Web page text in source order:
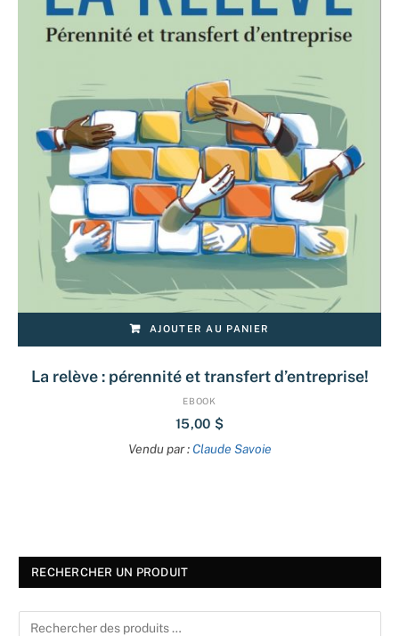
AJOUTER AU PANIER
La relève : pérennité et transfert d’entreprise!
EBOOK
15,00 $
Vendu par : Claude Savoie
RECHERCHER UN PRODUIT